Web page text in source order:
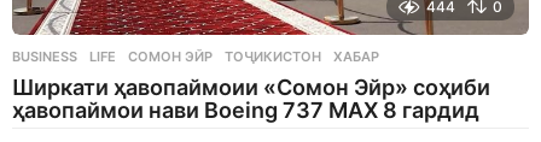
444 0
BUSINESS ,LIFE СОМОН ЭЙР ,ТОҶИКИСТОН ,ХАБАР
Ширкати ҳавопаймоии «Сомон Эйр» соҳиби
ҳавопаймои нави Boeing 737 MAX 8 гардид